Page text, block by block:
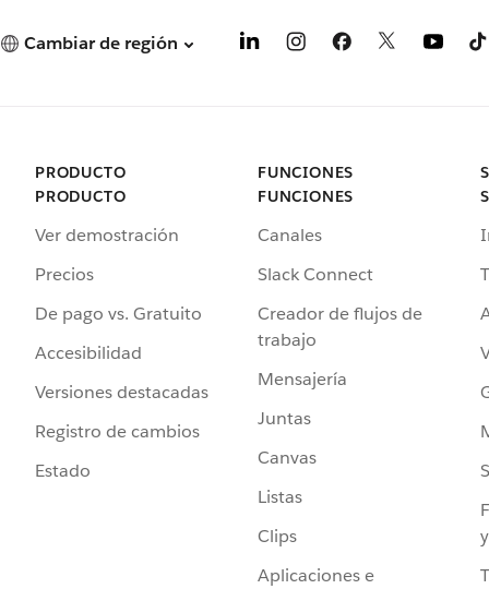
Cambiar de región
PRODUCTO
PRODUCTO
Ver demostración
Precios
De pago vs. Gratuito
Accesibilidad
Versiones destacadas
Registro de cambios
Estado
FUNCIONES
FUNCIONES
Canales
Slack Connect
Creador de flujos de
trabajo
Mensajería
Juntas
Canvas
Listas
Clips
Aplicaciones e